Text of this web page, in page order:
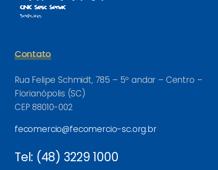
Contato
Rua Felipe Schmidt, 785 – 5º andar – Centro –
Florianópolis (SC)
CEP 88010-002
fecomercio@fecomercio-sc.org.br
Tel: (48) 3229 1000